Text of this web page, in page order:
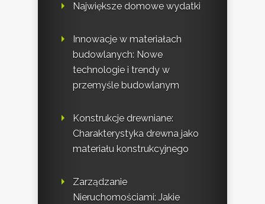
Największe domowe wydatki
Innowacje w materiałach
budowlanych: Nowe
technologie i trendy w
przemyśle budowlanym
Konstrukcje drewniane:
Charakterystyka drewna jako
materiału konstrukcyjnego
Zarządzanie
Nieruchomościami: Jakie